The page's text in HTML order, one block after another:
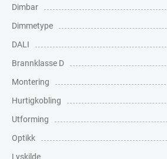
Dimbar
Dimmetype
DALI
Brannklasse D
Montering
Hurtigkobling
Utforming
Optikk
Lyskilde